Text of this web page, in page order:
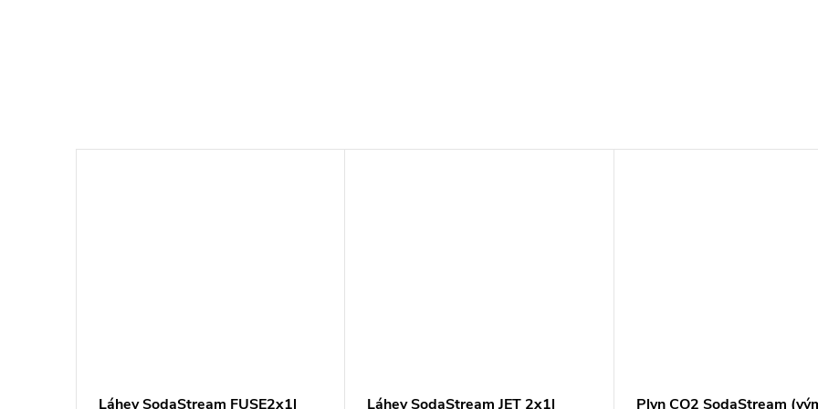
Láhev SodaStream FUSE2x1l Láhev SodaStream JET 2x1l Plyn CO2 SodaStream